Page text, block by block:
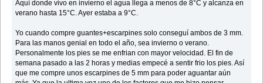
Aquí donde vivo en invierno el agua llega a menos de 8°C y alcanza en
verano hasta 15°C. Ayer estaba a 9°C.
Yo cuando compre guantes+escarpines solo conseguí ambos de 3 mm.
Para las manos genial en todo el año, sea invierno o verano.
Personalmente los pies se me enfrian con mayor velocidad. El fin de
semana pasado a las 2 horas y medias empecé a sentir frio los pies. Así
que me compre unos escarpines de 5 mm para poder aguantar aún